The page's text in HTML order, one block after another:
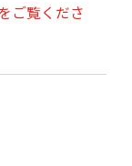
ご覧くださ